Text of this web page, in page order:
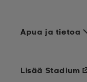
Apua ja tietoa
Lisää Stadium